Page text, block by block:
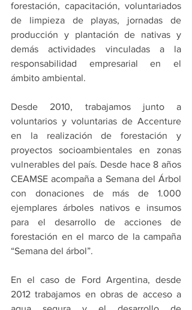
forestación, capacitación, voluntariados
de limpieza de playas, jornadas de
producción y plantación de nativas y
demás actividades vinculadas a la
responsabilidad empresarial en el
ámbito ambiental.
Desde 2010, trabajamos junto a
voluntarios y voluntarias de Accenture
en la realización de forestación y
proyectos socioambientales en zonas
vulnerables del país. Desde hace 8 años
CEAMSE acompaña a Semana del Árbol
con donaciones de más de 1.000
ejemplares árboles nativos e insumos
para el desarrollo de acciones de
forestación en el marco de la campaña
“Semana del árbol”.
En el caso de Ford Argentina, desde
2012 trabajamos en obras de acceso a